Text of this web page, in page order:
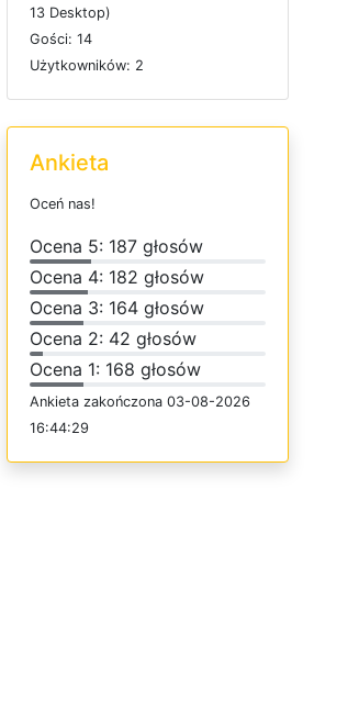
13 Desktop)
Gości: 14
Użytkowników: 2
Ankieta
Oceń nas!
Ocena 5: 187 głosów
Ocena 4: 182 głosów
Ocena 3: 164 głosów
Ocena 2: 42 głosów
Ocena 1: 168 głosów
Ankieta zakończona 03-08-2026
16:44:29